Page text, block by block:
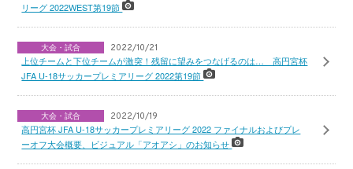
リーグ 2022WEST第19節
大会・試合 2022/10/21
上位チームと下位チームが激突！残留に望みをつなげるのは… 高円宮杯
JFA U-18サッカープレミアリーグ 2022第19節
大会・試合 2022/10/19
高円宮杯 JFA U-18サッカープレミアリーグ 2022 ファイナルおよびプレ
ーオフ大会概要、ビジュアル「アオアシ」のお知らせ